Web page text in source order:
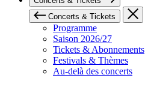
Concerts & Tickets
Programme
Saison 2026/27
Tickets & Abonnements
Festivals & Thèmes
Au-delà des concerts